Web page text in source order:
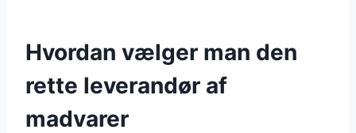
Hvordan vælger man den
rette leverandør af
madvarer